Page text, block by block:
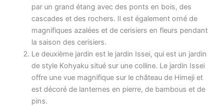
par un grand étang avec des ponts en bois, des
cascades et des rochers. Il est également orné de
magnifiques azalées et de cerisiers en fleurs pendant
la saison des cerisiers.
Le deuxième jardin est le jardin Issei, qui est un jardin
de style Kohyaku situé sur une colline. Le jardin Issei
offre une vue magnifique sur le château de Himeji et
est décoré de lanternes en pierre, de bambous et de
pins.